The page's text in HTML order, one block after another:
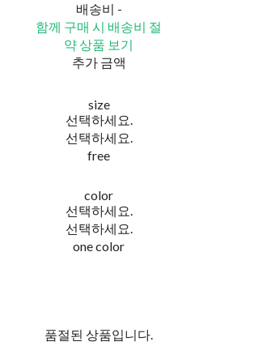
배송비 -
함께 구매 시 배송비 절
약 상품 보기
추가 금액
size
선택하세요.
선택하세요.
free
color
선택하세요.
선택하세요.
one color
품절된 상품입니다.